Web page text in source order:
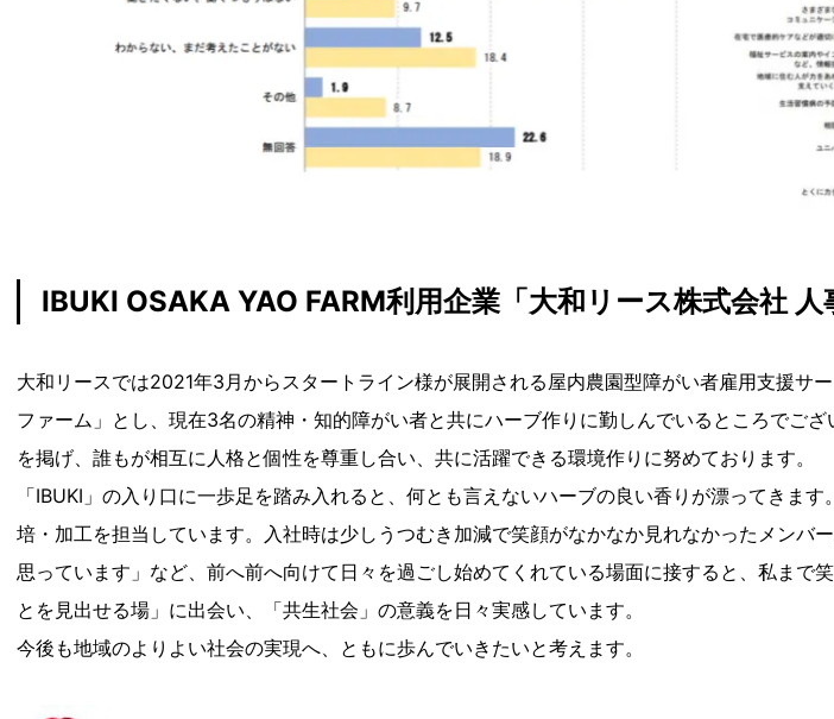
IBUKI OSAKA YAO FARM利用企業「大和リース株式会社 人
大和リースでは2021年3月からスタートライン様が展開される屋内農園型障がい者雇用支援サ
ファーム」とし、現在3名の精神・知的障がい者と共にハーブ作りに勤しんでいるところでご
を掲げ、誰もが相互に人格と個性を尊重し合い、共に活躍できる環境作りに努めております。
「IBUKI」の入り口に一歩足を踏み入れると、何とも言えないハーブの良い香りが漂ってきま
培・加工を担当しています。入社時は少しうつむき加減で笑顔がなかなか見れなかったメン
思っています」など、前へ前へ向けて日々を過ごし始めてくれている場面に接すると、私ま
とを見出せる場」に出会い、「共生社会」の意義を日々実感しています。
今後も地域のよりよい社会の実現へ、ともに歩んでいきたいと考えます。